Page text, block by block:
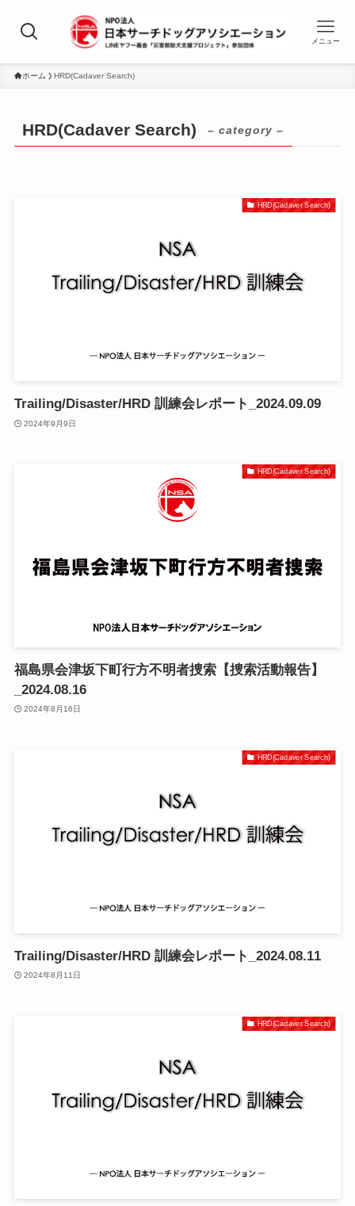
メニュー
ホーム HRD(Cadaver Search)
HRD(Cadaver Search) – category –
HRD(Cadaver Search)
Trailing/Disaster/HRD 訓練会レポート_2024.09.09
2024年9月9日
HRD(Cadaver Search)
福島県会津坂下町行方不明者捜索【捜索活動報告】
_2024.08.16
2024年8月16日
HRD(Cadaver Search)
Trailing/Disaster/HRD 訓練会レポート_2024.08.11
2024年8月11日
HRD(Cadaver Search)